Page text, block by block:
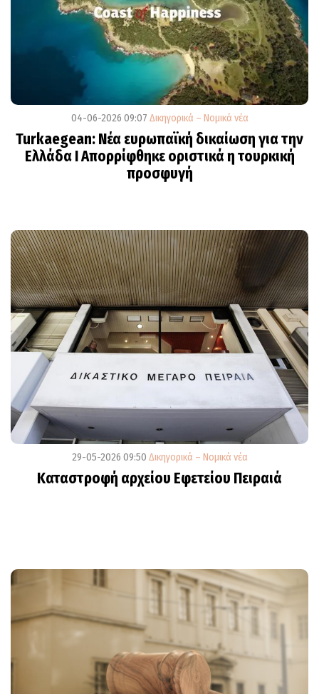
04-06-2026 09:07 Δικηγορικά – Νομικά νέα
Turkaegean: Νέα ευρωπαϊκή δικαίωση για την
Ελλάδα Ι Απορρίφθηκε οριστικά η τουρκική
προσφυγή
29-05-2026 09:50 Δικηγορικά – Νομικά νέα
Καταστροφή αρχείου Εφετείου Πειραιά